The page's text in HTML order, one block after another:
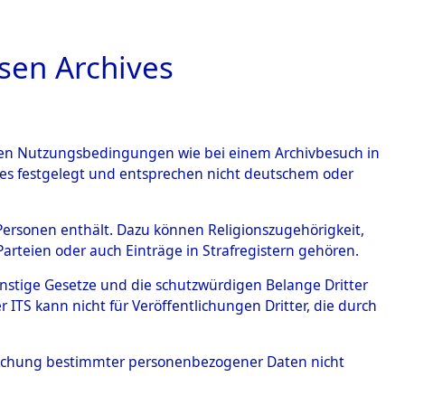
– Linz an der Donau.→
Archives
Nutzungsbedingungen wie bei einem Archivbesuch in
festgelegt und entsprechen nicht deutschem oder
enthält. Dazu können Religionszugehörigkeit,
oder auch Einträge in Strafregistern gehören.
Gesetze und die schutzwürdigen Belange Dritter
ITS kann nicht für Veröffentlichungen Dritter, die durch
bestimmter personenbezogener Daten nicht